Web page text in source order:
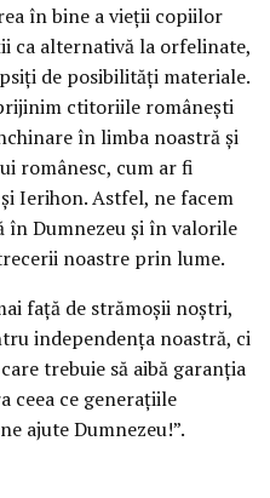
în bine a vieţii copiilor
ca alternativă la orfelinate,
de posibilităţi materiale.
ctitoriile româneşti
în limba noastră şi
românesc, cum ar fi
Ierihon. Astfel, ne facem
în Dumnezeu şi în valorile
noastre prin lume.
faţă de strămoşii noştri,
independenţa noastră, ci
trebuie să aibă garanţia
ceea ce generaţiile
ajute Dumnezeu!”.